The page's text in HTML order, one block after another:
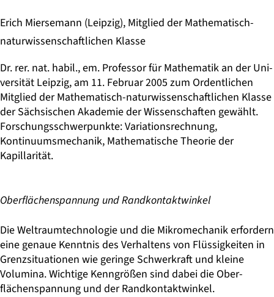
Erich Miersemann (Leipzig), Mitglied der Mathematisch-
naturwissenschaftlichen Klasse
Dr. rer. nat. habil., em. Professor für Mathematik an der Uni­
versität Leipzig, am 11. Feb­ruar 2005 zum Ordentlichen
Mitglied der Mathematisch-naturwissenschaftlichen Klasse
der Sächsischen Akademie der Wissenschaften gewählt.
Forschungsschwerpunkte: Va­riationsrechnung,
Kontinuumsmechanik, Mathematische The­orie der
Kapillarität.
Oberflächenspannung und Randkontaktwinkel
Die Weltraumtechnologie und die Mikromechanik erfordern
eine genaue Kenntnis des Verhaltens von Flüssigkeiten in
Grenzsituationen wie geringe Schwerkraft und kleine
Volumina. Wichtige Kenngrö­ßen sind dabei die Ober­
flächenspannung und der Randkontaktwinkel.